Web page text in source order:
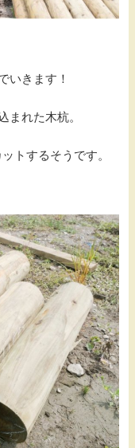
いきます！
まれた木杭。
トするそうです。